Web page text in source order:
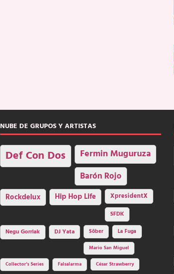
NUBE DE GRUPOS Y ARTISTAS
Def Con Dos Fermin Muguruza
Barón Rojo
Rockdelux Hip Hop Life
XpresidentX
SFDK
Negu Gorriak
DJ Yata Sôber
La Fuga
Mario San Miguel
Collector's Series
Falsalarma César Strawberry